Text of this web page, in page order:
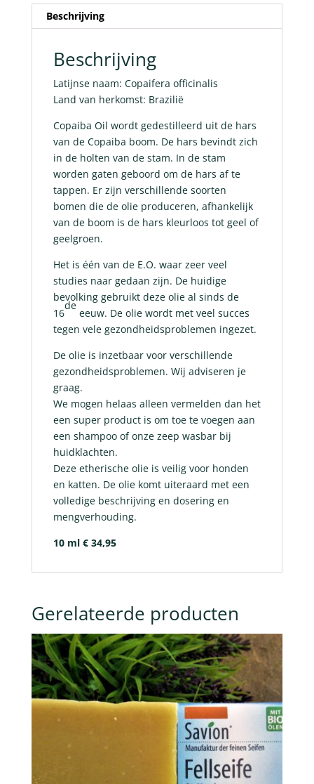
Beschrijving
Beschrijving
Latijnse naam: Copaifera officinalis
Land van herkomst: Brazilië
Copaiba Oil wordt gedestilleerd uit de hars
van de Copaiba boom. De hars bevindt zich
in de holten van de stam. In de stam
worden gaten geboord om de hars af te
tappen. Er zijn verschillende soorten
bomen die de olie produceren, afhankelijk
van de boom is de hars kleurloos tot geel of
geelgroen.
Het is één van de E.O. waar zeer veel
studies naar gedaan zijn. De huidige
bevolking gebruikt deze olie al sinds de
16
de
eeuw. De olie wordt met veel succes
tegen vele gezondheidsproblemen ingezet.
De olie is inzetbaar voor verschillende
gezondheidsproblemen. Wij adviseren je
graag.
We mogen helaas alleen vermelden dan het
een super product is om toe te voegen aan
een shampoo of onze zeep wasbar bij
huidklachten.
Deze etherische olie is veilig voor honden
en katten. De olie komt uiteraard met een
volledige beschrijving en dosering en
mengverhouding.
10 ml € 34,95
Gerelateerde producten